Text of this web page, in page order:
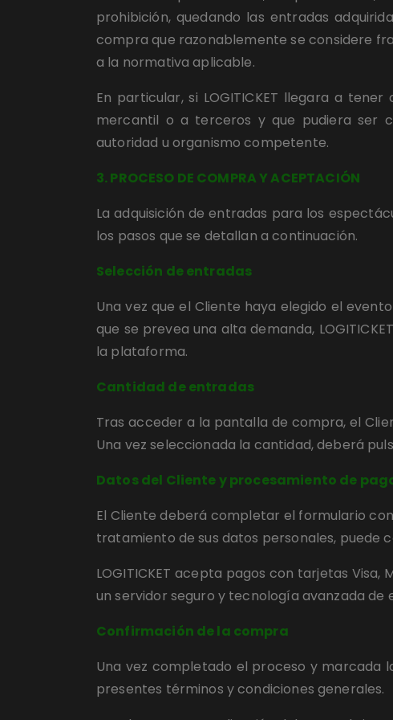
prohibición, quedando las entradas
compra que razonablemente se considere
a la normativa aplicable.
En particular, si LOGITICKET llegara a
mercantil o a terceros y que pudiera ser
autoridad u organismo competente.
3. PROCESO DE COMPRA Y ACEPTACIÓN
La adquisición de entradas para los
los pasos que se detallan a continuación.
Selección de entradas
Una vez que el Cliente haya elegido el
que se prevea una alta demanda,
la plataforma.
Cantidad de entradas
Tras acceder a la pantalla de compra, el
Una vez seleccionada la cantidad, deberá
Datos del Cliente y procesamiento de
El Cliente deberá completar el formulario
tratamiento de sus datos personales, puede
LOGITICKET acepta pagos con tarjetas
un servidor seguro y tecnología avanzada
Confirmación de la compra
Una vez completado el proceso y marcada
presentes términos y condiciones generales.